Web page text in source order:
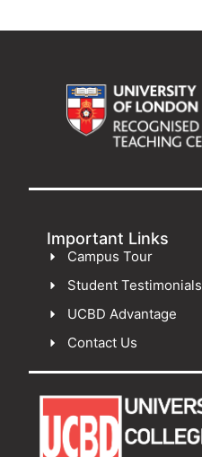
Important Links
Campus Tour
Student Testimonials
UCBD Advantage
Contact Us